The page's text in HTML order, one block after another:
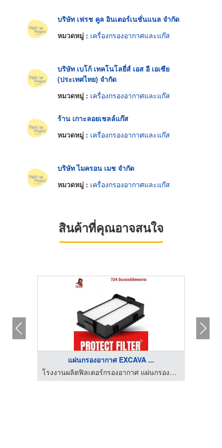
บริษัท เฟรช คูล อินเตอร์เนชั่นแนล จำกัด
หมวดหมู่ : เครื่องกรองอากาศและแก๊ส
บริษัท เบโก้ เทคโนโลยี่ส์ เอส อี เอเซีย
(ประเทศไทย) จำกัด
หมวดหมู่ : เครื่องกรองอากาศและแก๊ส
ร้าน เกาะลอยเชลล์แก๊ส
หมวดหมู่ : เครื่องกรองอากาศและแก๊ส
บริษัท ไมครอน เมช จำกัด
หมวดหมู่ : เครื่องกรองอากาศและแก๊ส
สินค้าที่คุณอาจสนใจ
แผ่นกรองอากาศ EXCAVA ...
โรงงานผลิตฟิลเตอร์กรองอากาศ แผ่นกรองฝุ่น PM2.5